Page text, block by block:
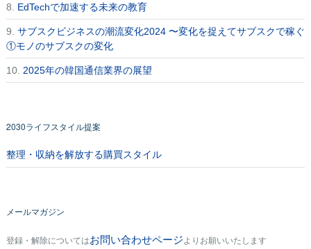
8. EdTechで加速する未来の教育
9. サブスクビジネスの潮流変化2024 〜変化を捉えてサブスクで稼ぐ
①モノのサブスクの変化
10. 2025年の韓国通信業界の展望
2030ライフスタイル提案
整理・収納を解放する購買スタイル
メールマガジン
登録・解除についてはお問い合わせページよりお願いいたします